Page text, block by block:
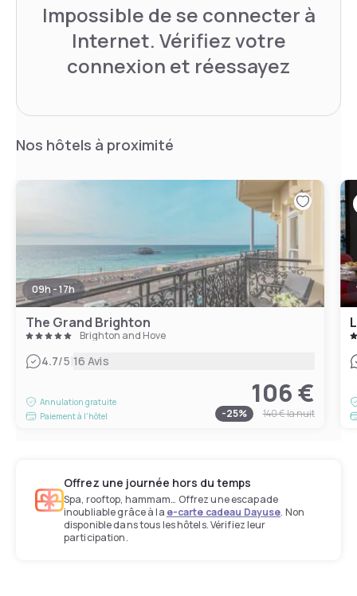
Impossible de se connecter à
Internet. Vérifiez votre
connexion et réessayez
Nos hôtels à proximité
09h - 17h
The Grand Brighton
Brighton and Hove
4.7/5|16 Avis
Annulation gratuite
Paiement à l'hôtel
106 €
-25% 140 €la nuit
Offrez une journée hors du temps
Spa, rooftop, hammam… Offrez une escapade
inoubliable grâce à la e-carte cadeau Dayuse. Non
disponible dans tous les hôtels. Vérifiez leur
participation.